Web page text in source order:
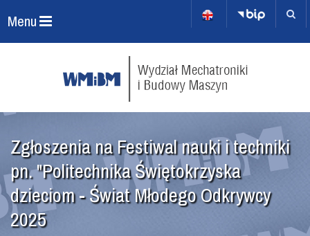
Menu
Zgłoszenia na Festiwal nauki i techniki
pn. "Politechnika Świętokrzyska
dzieciom - Świat Młodego Odkrywcy
2025